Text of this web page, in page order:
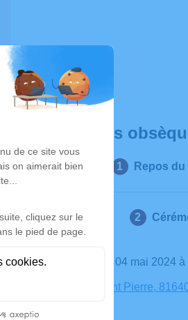
Déroulé des
Repos
Le samedi 04 mai 2024
Église Saint Pierre,